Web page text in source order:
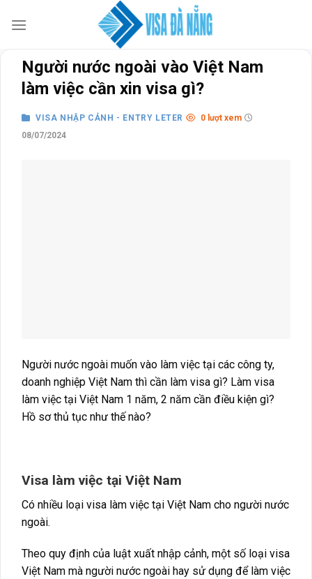
Người nước ngoài vào Việt Nam
làm việc cần xin visa gì?
VISA NHẬP CẢNH - ENTRY LETER
0 lượt xem
08/07/2024
Người nước ngoài muốn vào làm việc tại các công ty,
doanh nghiệp Việt Nam thì cần làm visa gì? Làm visa
làm việc tại Việt Nam 1 năm, 2 năm cần điều kiện gì?
Hồ sơ thủ tục như thế nào?
Visa làm việc tại Việt Nam
Có nhiều loại visa làm việc tại Việt Nam cho người nước
ngoài.
Theo quy định của luật xuất nhập cảnh, một số loại visa
Việt Nam mà người nước ngoài hay sử dụng để làm việc